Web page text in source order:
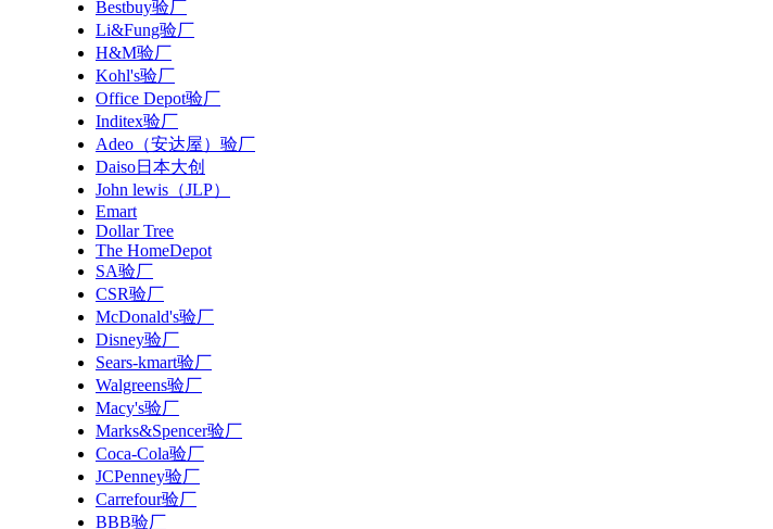
Bestbuy验厂
Li&Fung验厂
H&M验厂
Kohl's验厂
Office Depot验厂
Inditex验厂
Adeo（安达屋）验厂
Daiso日本大创
John lewis（JLP）
Emart
Dollar Tree
The HomeDepot
SA验厂
CSR验厂
McDonald's验厂
Disney验厂
Sears-kmart验厂
Walgreens验厂
Macy's验厂
Marks&Spencer验厂
Coca-Cola验厂
JCPenney验厂
Carrefour验厂
BBB验厂